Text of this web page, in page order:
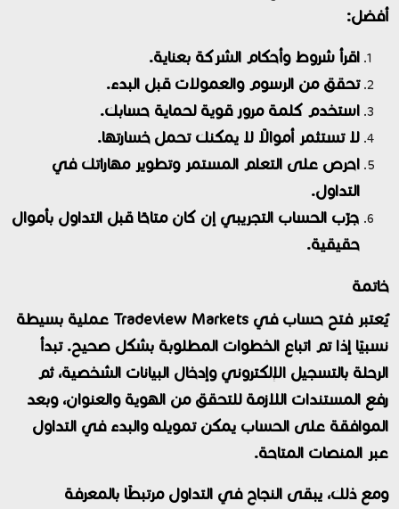
أفضل:
اقرأ شروط وأحكام الشركة بعناية.
تحقق من الرسوم والعمولات قبل البدء.
استخدم كلمة مرور قوية لحماية حسابك.
لا تستثمر أموالًا لا يمكنك تحمل خسارتها.
احرص على التعلم المستمر وتطوير مهاراتك في
التداول.
جرّب الحساب التجريبي إن كان متاحًا قبل التداول بأموال
حقيقية.
خاتمة
يُعتبر فتح حساب في Tradeview Markets عملية بسيطة
نسبيًا إذا تم اتباع الخطوات المطلوبة بشكل صحيح. تبدأ
الرحلة بالتسجيل الإلكتروني وإدخال البيانات الشخصية، ثم
رفع المستندات اللازمة للتحقق من الهوية والعنوان، وبعد
الموافقة على الحساب يمكن تمويله والبدء في التداول
عبر المنصات المتاحة.
ومع ذلك، يبقى النجاح في التداول مرتبطًا بالمعرفة